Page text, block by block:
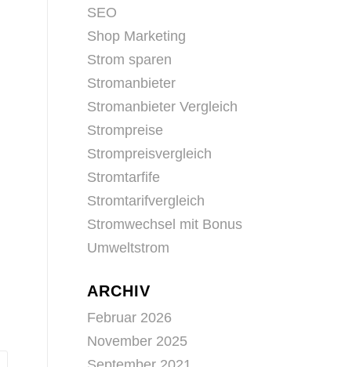
SEO
Shop Marketing
Strom sparen
Stromanbieter
Stromanbieter Vergleich
Strompreise
Strompreisvergleich
Stromtarfife
Stromtarifvergleich
Stromwechsel mit Bonus
Umweltstrom
ARCHIV
Februar 2026
November 2025